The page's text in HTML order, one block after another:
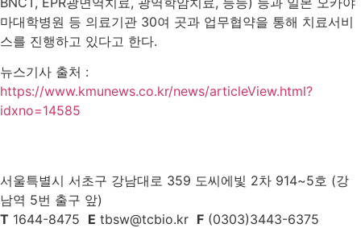
마대학병원 등 의료기관 30여 곳과 업무협약을 통해 치료서비
스를 진행하고 있다고 한다.
뉴스기사 출처 :
https://www.kmunews.co.kr/news/articleView.html?
idxno=14585
서울특별시 서초구 강남대로 359 도씨에빛 2차 914~5호 (강
남역 5번 출구 앞)
T 1644-8475 E tbsw@tcbio.kr F (0303)3443-6375